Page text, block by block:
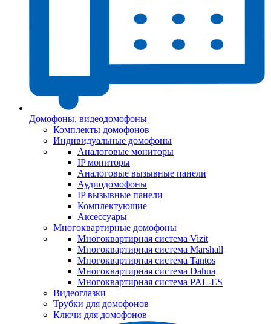
Домофоны, видеодомофоны
Комплекты домофонов
Индивидуальные домофоны
Аналоговые мониторы
IP мониторы
Аналоговые вызывные панели
Аудиодомофоны
IP вызывные панели
Комплектующие
Аксессуары
Многоквартирные домофоны
Многоквартирная система Vizit
Многоквартирная система Marshall
Многоквартирная система Tantos
Многоквартирная система Dahua
Многоквартирная система PAL-ES
Видеоглазки
Трубки для домофонов
Ключи для домофонов